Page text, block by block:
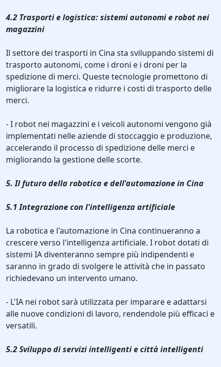
4.2 Trasporti e logistica: sistemi autonomi e robot nei
magazzini
Il settore dei trasporti in Cina sta sviluppando sistemi di
trasporto autonomi, come i droni e i droni per la
spedizione di merci. Queste tecnologie promettono di
migliorare la logistica e ridurre i costi di trasporto delle
merci.
- I robot nei magazzini e i veicoli autonomi vengono già
implementati nelle aziende di stoccaggio e produzione,
accelerando il processo di spedizione delle merci e
migliorando la gestione delle scorte.
5. Il futuro della robotica e dell'automazione in Cina
5.1 Integrazione con l'intelligenza artificiale
La robotica e l'automazione in Cina continueranno a
crescere verso l'intelligenza artificiale. I robot dotati di
sistemi IA diventeranno sempre più indipendenti e
saranno in grado di svolgere le attività che in passato
richiedevano un intervento umano.
- L'IA nei robot sarà utilizzata per imparare e adattarsi
alle nuove condizioni di lavoro, rendendole più efficaci e
versatili.
5.2 Sviluppo di servizi intelligenti e città intelligenti